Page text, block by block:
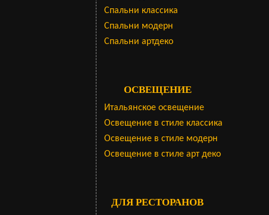
Cпальни классика
Спальни модерн
Спальни артдеко
ОСВЕЩЕНИЕ
Итальянское освещение
Освещение в стиле классика
Освещение в стиле модерн
Освещение в стиле арт деко
ДЛЯ РЕСТОРАНОВ